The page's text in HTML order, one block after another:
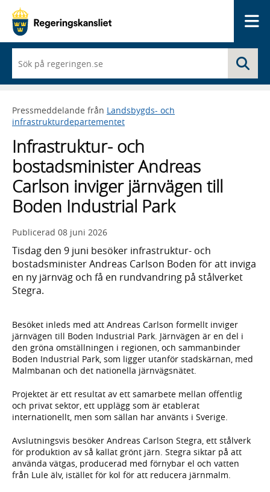
du
börjar
skriva
framträder
en
med
sökförslag
Pressmeddelande från Landsbygds- och
infrastrukturdepartementet
Infrastruktur- och
bostadsminister Andreas
Carlson inviger järnvägen till
Boden Industrial Park
Publicerad 08 juni 2026
Tisdag den 9 juni besöker infrastruktur- och
bostadsminister Andreas Carlson Boden för att inviga
en ny järnväg och få en rundvandring på stålverket
Stegra.
Besöket inleds med att Andreas Carlson formellt inviger
järnvägen till Boden Industrial Park. Järnvägen är en del i
den gröna omställningen i regionen, och sammanbinder
Boden Industrial Park, som ligger utanför stadskärnan, med
Malmbanan och det nationella järnvägsnätet.
Projektet är ett resultat av ett samarbete mellan offentlig
och privat sektor, ett upplägg som är etablerat
internationellt, men som sällan har använts i Sverige.
Avslutningsvis besöker Andreas Carlson Stegra, ett stålverk
för produktion av så kallat grönt järn. Stegra siktar på att
använda vätgas, producerad med förnybar el och vatten
från Lule älv, istället för kol för att reducera järnmalm.